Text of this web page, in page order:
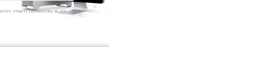
ответственность за их